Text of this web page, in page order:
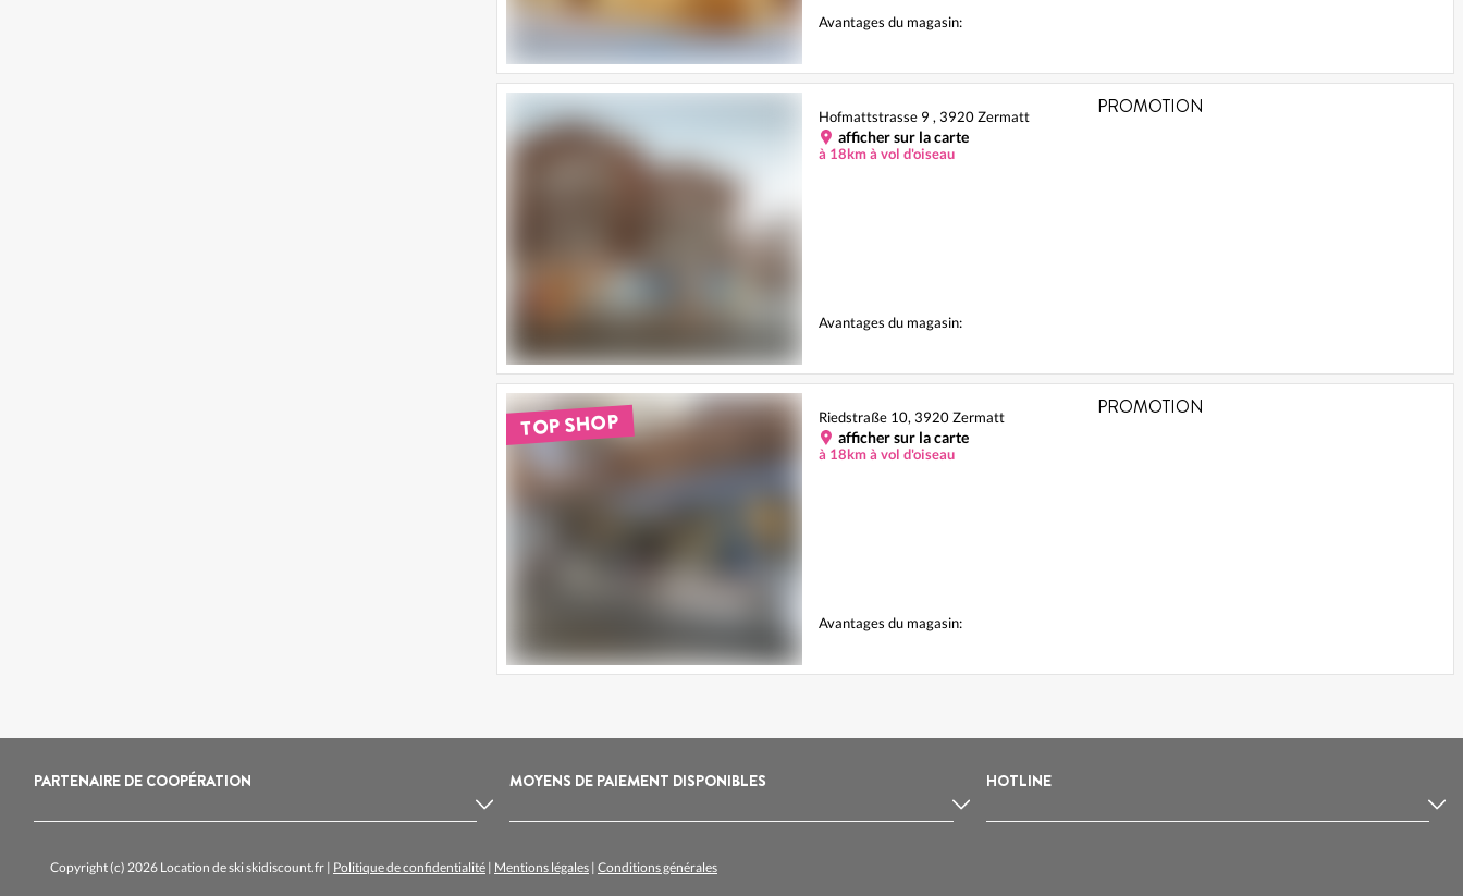
Avantages du magasin:
Hofmattstrasse 9 , 3920 Zermatt
afficher sur la carte
à 18km à vol d'oiseau
Avantages du magasin:
PROMOTION
TOP SHOP Riedstraße 10, 3920 Zermatt
afficher sur la carte
à 18km à vol d'oiseau
Avantages du magasin:
PROMOTION
PARTENAIRE DE COOPÉRATION MOYENS DE PAIEMENT DISPONIBLES HOTLINE
Copyright (c) 2026 Location de ski skidiscount.fr | Politique de confidentialité | Mentions légales | Conditions générales